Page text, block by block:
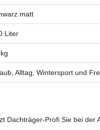
matt
Liter
Alltag, Wintersport und
Dachträger-Profi Sie bei der